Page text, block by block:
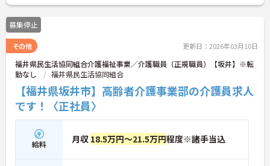
募集停止
その他 更新日：2026年03月10日
福井県民生活協同組合介護福祉事業／介護職員（正規職員）【坂井】※転
勤なし
福井県民生活協同組合
【福井県坂井市】高齢者介護事業部の介護員求人
です！〈正社員〉
給料 月収 18.5万円～21.5万円程度※諸手当込